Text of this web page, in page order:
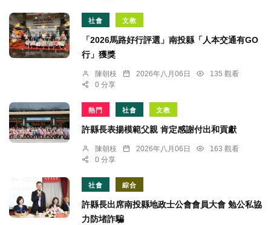
社會 文教
「2026馬路好行評選」南投縣「人本交通有GO
行」獲獎
陳朝枝 2026年八月06日
135 觀看
0 分享
熱門 社會 文教
許縣長表揚模範父親 肯定感謝付出和貢獻
陳朝枝 2026年八月06日
163 觀看
0 分享
社會 綜合
許縣長出席南投縣地政士公會會員大會 勉公私協
力防堵詐騙